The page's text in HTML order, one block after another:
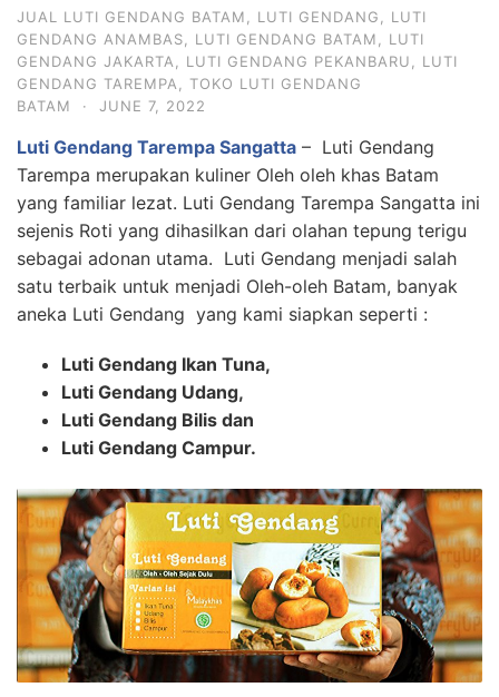
JUAL LUTI GENDANG BATAM, LUTI GENDANG, LUTI
GENDANG ANAMBAS, LUTI GENDANG BATAM, LUTI
GENDANG JAKARTA, LUTI GENDANG PEKANBARU, LUTI
GENDANG TAREMPA, TOKO LUTI GENDANG
BATAM
· JUNE 7, 2022
Luti Gendang Tarempa Sangatta – Luti Gendang
Tarempa merupakan kuliner Oleh oleh khas Batam
yang familiar lezat. Luti Gendang Tarempa Sangatta ini
sejenis Roti yang dihasilkan dari olahan tepung terigu
sebagai adonan utama. Luti Gendang menjadi salah
satu terbaik untuk menjadi Oleh-oleh Batam, banyak
aneka Luti Gendang yang kami siapkan seperti :
Luti Gendang Ikan Tuna,
Luti Gendang Udang,
Luti Gendang Bilis dan
Luti Gendang Campur.